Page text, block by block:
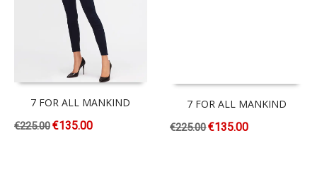
7 FOR ALL MANKIND
€225.00€135.00
7 FOR ALL MANKIND
€225.00€135.00